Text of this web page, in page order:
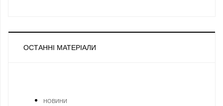
ОСТАННІ МАТЕРІАЛИ
НОВИНИ